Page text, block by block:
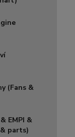
(Fans &
EMPI &
parts)